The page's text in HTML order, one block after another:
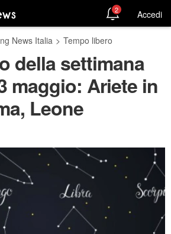
2 Accedi
News Italia > Tempo libero
della settimana
maggio: Ariete in
Leone